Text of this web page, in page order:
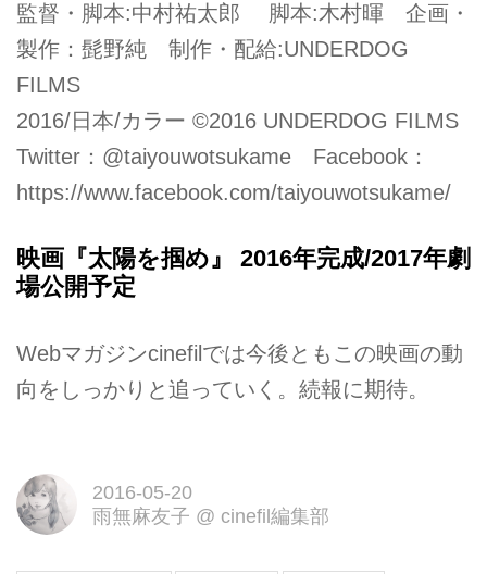
監督・脚本:中村祐太郎 脚本:木村暉 企画・
製作：髭野純 制作・配給:UNDERDOG
FILMS
2016/日本/カラー ©2016 UNDERDOG FILMS
Twitter：@taiyouwotsukame Facebook：
https://www.facebook.com/taiyouwotsukame/
映画『太陽を掴め』 2016年完成/2017年劇
場公開予定
Webマガジンcinefilでは今後ともこの映画の動
向をしっかりと追っていく。続報に期待。
2016-05-20
雨無麻友子 @ cinefil編集部